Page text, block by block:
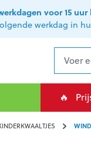
voor 15 uur
werkdag in
🔥